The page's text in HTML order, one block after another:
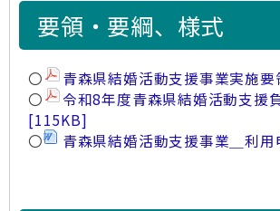
要領・要綱、様式
〇
青森県結婚活動支援事業実施要
〇
令和8年度青森県結婚活動支援
[115KB]
〇
青森県結婚活動支援事業＿利用